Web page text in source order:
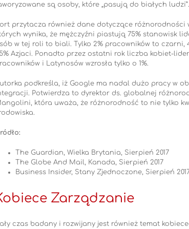
są osoby, które „pasują do białych ludzi”.
przytacza również dane dotyczące różnorodności
wynika, że mężczyźni piastują 75% stanowisk
w tej roli to biali. Tylko 2% pracowników to czarni,
Azjaci. Ponadto przez ostatni rok liczba kobiet-
i Latynosów wzrosła tylko o 1%.
podkreśla, iż Google ma nadal dużo pracy w
Potwierdza to dyrektor ds. globalnej
która uważa, że różnorodność to nie tylko
The Guardian, Wielka Brytania, Sierpień 2017
The Globe And Mail, Kanada, Sierpień 2017
Business Insider, Stany Zjednoczone, Sierpień
Zarządzanie
czas badany i rozwijany jest również temat